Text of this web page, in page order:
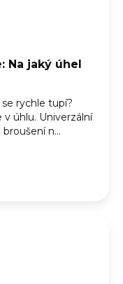
Na jaký úhel
rychle tupí?
v úhlu. Univerzální
n...